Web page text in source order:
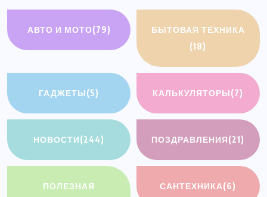
АВТО И МОТО(79)
БЫТОВАЯ ТЕХНИКА
(18)
ГАДЖЕТЫ(5) КАЛЬКУЛЯТОРЫ(7)
НОВОСТИ(244) ПОЗДРАВЛЕНИЯ(21)
ПОЛЕЗНАЯ
САНТЕХНИКА(6)